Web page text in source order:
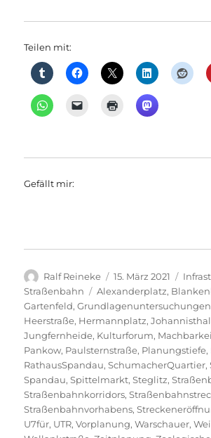
Teilen mit:
Gefällt mir:
Autor
Ralf Reineke
Veröffentlicht
am
15. März 2021
Straßenbahn
Schlagwörter
Alexanderplatz,
Gartenfeld,Grundlagenuntersuchungen
Heerstraße, Hermannplatz,Johannisthal
Jungfernheide, Kulturforum,
Pankow, Paulsternstraße, Planungstiefe,
RathausSpandau,SchumacherQuartier,
Spandau,Spittelmarkt,Steglitz,
Straßenbahnkorridors,
Straßenbahnvorhabens,
U7für, UTR,Vorplanung,Warschauer,